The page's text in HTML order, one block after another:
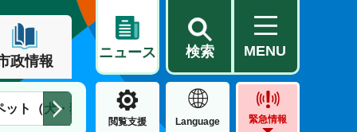
政情報
ニュース 検索 MENU
ット（犬・猫） 住民票・戸籍 公営住宅
閲覧支援 Language 緊急情報